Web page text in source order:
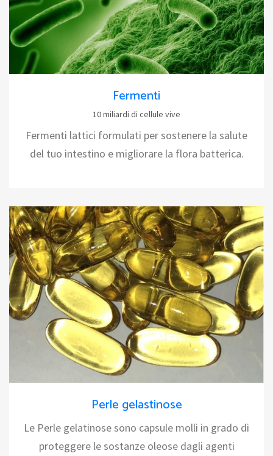
Fermenti
10 miliardi di cellule vive
Fermenti lattici formulati per sostenere la salute
del tuo intestino e migliorare la flora batterica.
Perle gelastinose
Le Perle gelatinose sono capsule molli in grado di
proteggere le sostanze oleose dagli agenti